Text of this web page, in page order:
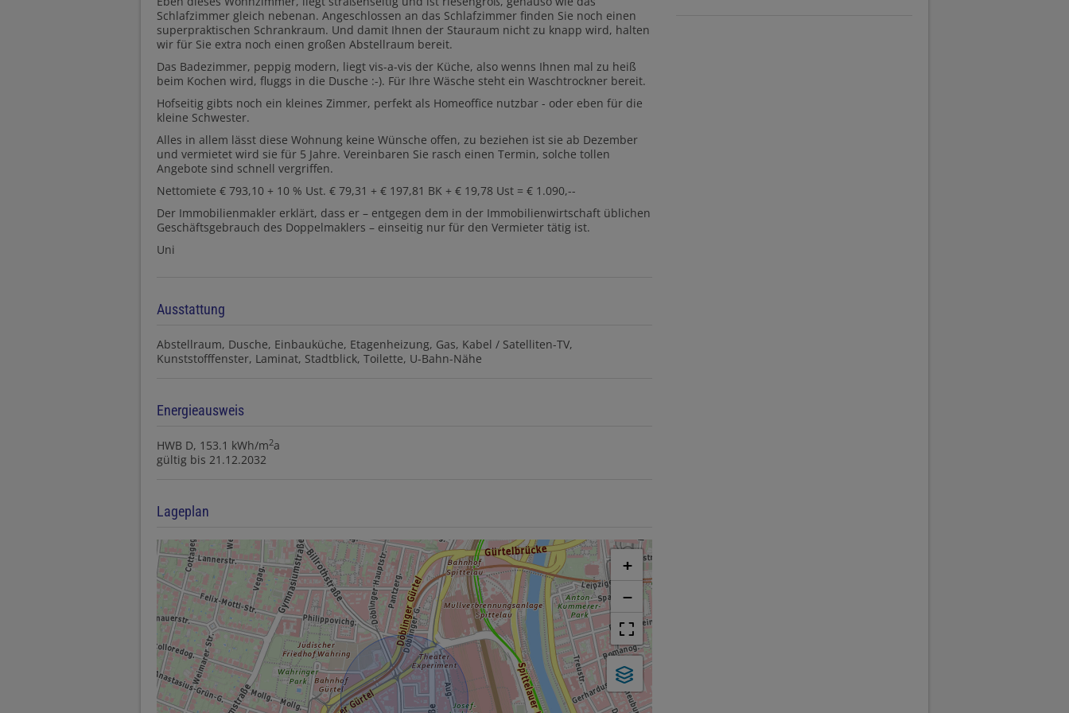
Schlafzimmer gleich nebenan. Angeschlossen an das Schlafzimmer finden Sie noch einen
superpraktischen Schrankraum. Und damit Ihnen der Stauraum nicht zu knapp wird, halten
wir für Sie extra noch einen großen Abstellraum bereit.
Das Badezimmer, peppig modern, liegt vis-a-vis der Küche, also wenns Ihnen mal zu heiß
beim Kochen wird, fluggs in die Dusche :-). Für Ihre Wäsche steht ein Waschtrockner bereit.
Hofseitig gibts noch ein kleines Zimmer, perfekt als Homeoffice nutzbar - oder eben für die
kleine Schwester.
Alles in allem lässt diese Wohnung keine Wünsche offen, zu beziehen ist sie ab Dezember
und vermietet wird sie für 5 Jahre. Vereinbaren Sie rasch einen Termin, solche tollen
Angebote sind schnell vergriffen.
Nettomiete € 793,10 + 10 % Ust. € 79,31 + € 197,81 BK + € 19,78 Ust = € 1.090,--
Der Immobilienmakler erklärt, dass er – entgegen dem in der Immobilienwirtschaft üblichen
Geschäftsgebrauch des Doppelmaklers – einseitig nur für den Vermieter tätig ist.
Uni
Ausstattung
Abstellraum Dusche Einbauküche Etagenheizung Gas Kabel / Satelliten-TV
Kunststofffenster Laminat Stadtblick Toilette U-Bahn-Nähe
Energieausweis
HWB D, 153.1 kWh/m2a
gültig bis 21.12.2032
Lageplan
+
−